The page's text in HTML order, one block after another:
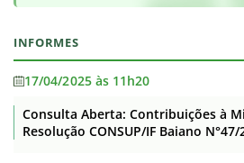
INFORMES
17/04/2025 às 11h20
Consulta Aberta: Contribuições à
Resolução CONSUP/IF Baiano N°47/